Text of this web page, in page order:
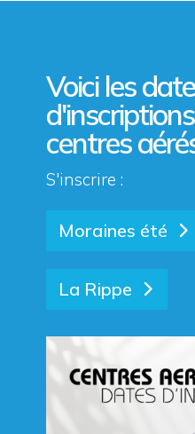
Voici les
centres
S'inscrire :
Moraines été
La Rippe